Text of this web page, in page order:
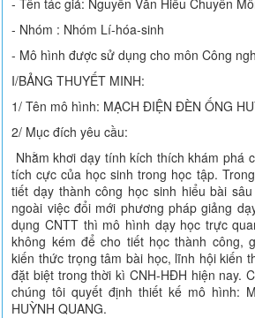
- Nhóm : Nhóm Lí-hóa-sinh
- Mô hình được sử dụng cho môn Công
I/BẢNG THUYẾT MINH:
1/ Tên mô hình: MẠCH ĐIỆN ĐÈN ỐNG
2/ Mục đích yêu cầu:
Nhằm khơi dạy tính kích thích khám phá
tích cực của học sinh trong học tập.
tiết dạy thành công học sinh hiểu bài
ngoài việc đổi mới phương pháp giảng
dụng CNTT thì mô hình dạy học trực
không kém để cho tiết học thành công,
kiến thức trọng tâm bài học, lĩnh hội kiến
đặt biệt trong thời kì CNH-HĐH hiện nay.
chúng tôi quyết định thiết kế mô hình:
HUỲNH QUANG.